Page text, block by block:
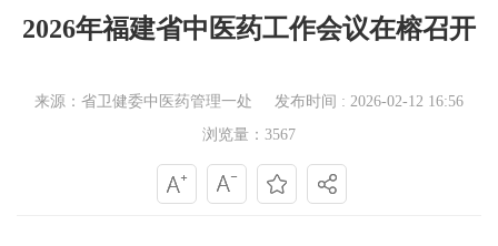
2026年福建省中医药工作会议在榕召开
来源：省卫健委中医药管理一处
发布时间 : 2026-02-12 16:56
浏览量：3567